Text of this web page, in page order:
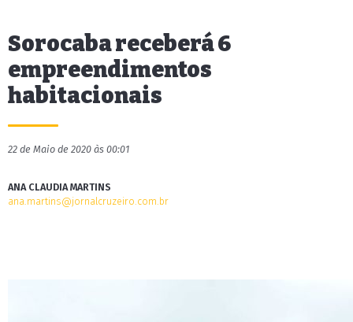
Sorocaba receberá 6
empreendimentos
habitacionais
22 de Maio de 2020 às 00:01
ANA CLAUDIA MARTINS
ana.martins@jornalcruzeiro.com.br